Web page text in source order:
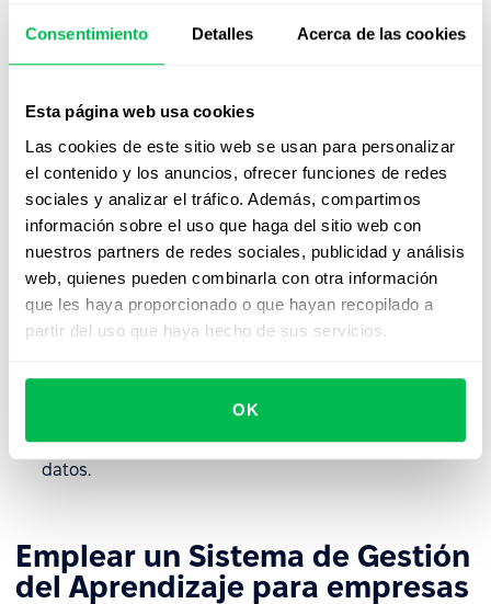
Consentimiento Detalles Acerca de las cookies
Esta página web usa cookies
Las cookies de este sitio web se usan para personalizar
el contenido y los anuncios, ofrecer funciones de redes
sociales y analizar el tráfico. Además, compartimos
información sobre el uso que haga del sitio web con
nuestros partners de redes sociales, publicidad y análisis
web, quienes pueden combinarla con otra información
que les haya proporcionado o que hayan recopilado a
partir del uso que haya hecho de sus servicios.
OK
plataformas LMS automatizan la transferencia y
adquisición de conocimientos, asegurando
La agilización del registro de usuarios, la claridad de
las instrucciones de la plataforma y la
estandarización de los procesos de evaluación y
certificación garantizan un aprendizaje rápido y de
alta calidad.
Control de calidad:Centralizar la formación ayuda a
mantener materiales formativos de alta calidad. Los
administradores e instructores tienen fácil acceso a
los recursos, y la mayoría de las plataformas LMS
LMS también incluyen encriptación y otras funciones
de seguridad para proteger la confidencialidad de los
datos.
Emplear un Sistema de Gestión
del Aprendizaje para empresas